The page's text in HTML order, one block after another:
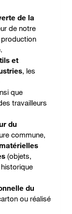
de la
de notre
production
et
, les
que
travailleurs
du
commune,
(objets,
du
ou réalisé